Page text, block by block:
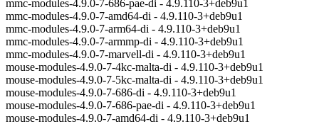
mmc-modules-4.9.0-7-686-pae-di - 4.9.110-3+deb9u1
mmc-modules-4.9.0-7-amd64-di - 4.9.110-3+deb9u1
mmc-modules-4.9.0-7-arm64-di - 4.9.110-3+deb9u1
mmc-modules-4.9.0-7-armmp-di - 4.9.110-3+deb9u1
mmc-modules-4.9.0-7-marvell-di - 4.9.110-3+deb9u1
mouse-modules-4.9.0-7-4kc-malta-di - 4.9.110-3+deb9u1
mouse-modules-4.9.0-7-5kc-malta-di - 4.9.110-3+deb9u1
mouse-modules-4.9.0-7-686-di - 4.9.110-3+deb9u1
mouse-modules-4.9.0-7-686-pae-di - 4.9.110-3+deb9u1
mouse-modules-4.9.0-7-amd64-di - 4.9.110-3+deb9u1